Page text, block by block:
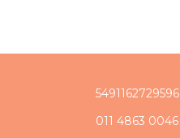
5491162729596
011 4863 0046